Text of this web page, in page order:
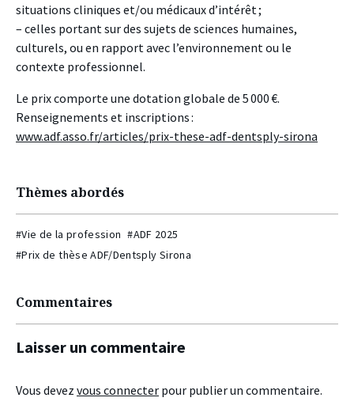
situations cliniques et/ou médicaux d’intérêt ;
– celles portant sur des sujets de sciences humaines,
culturels, ou en rapport avec l’environnement ou le
contexte professionnel.
Le prix comporte une dotation globale de 5 000 €.
Renseignements et inscriptions :
www.adf.asso.fr/articles/prix-these-adf-dentsply-sirona
Thèmes abordés
#Vie de la profession #ADF 2025
#Prix de thèse ADF/Dentsply Sirona
Commentaires
Laisser un commentaire
Vous devez vous connecter pour publier un commentaire.